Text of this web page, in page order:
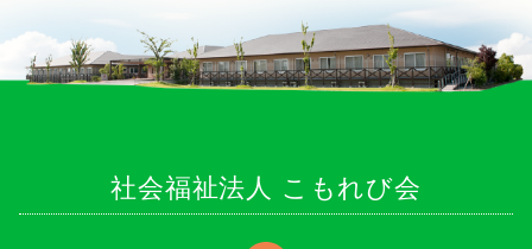
社会福祉法人 こもれび会